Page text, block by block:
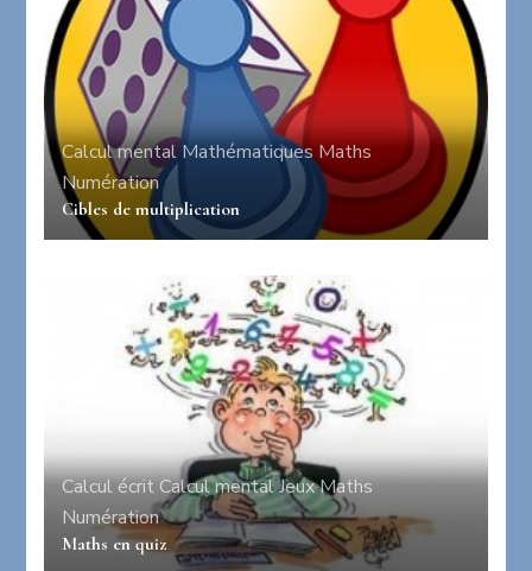
Calcul mental MathématiquesMaths
Numération
Cibles de multiplication
Calcul écritCalcul mentalJeuxMaths
Numération
Maths en quiz